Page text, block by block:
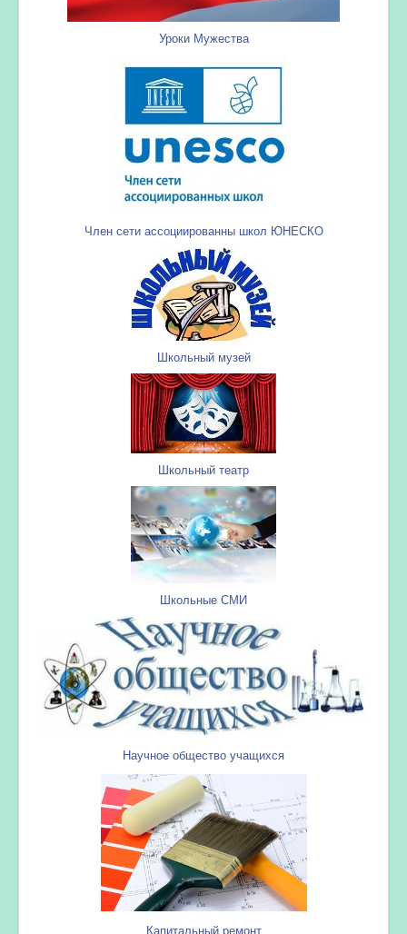
Уроки Мужества
Член сети ассоциированны школ ЮНЕСКО
Школьный музей
Школьный театр
Школьные СМИ
Научное общество учащихся
Капитальный ремонт